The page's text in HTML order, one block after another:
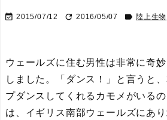
 2015/07/12  2016/05/07  陸上生物
ウェールズに住む男性は非常に奇
しました。
「ダンス！」と言うと
プダンスしてくれるカモメがいる
は、イギリス南部ウェールズにあ